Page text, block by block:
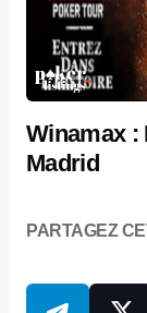
Winamax :
Madrid
PARTAGEZ